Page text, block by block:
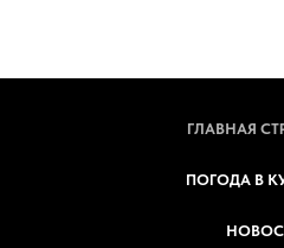
ГЛАВНАЯ
ПОГОДА В